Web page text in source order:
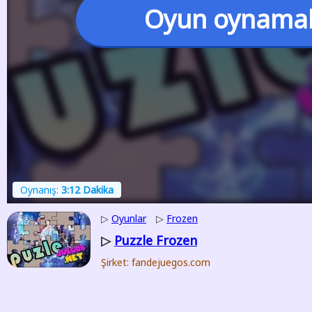
Oyun
Oynanış: 3:12 Dakika
▷ Oyunlar ▷ Frozen
▷ Puzzle Frozen
Şirket: fandejuegos.com